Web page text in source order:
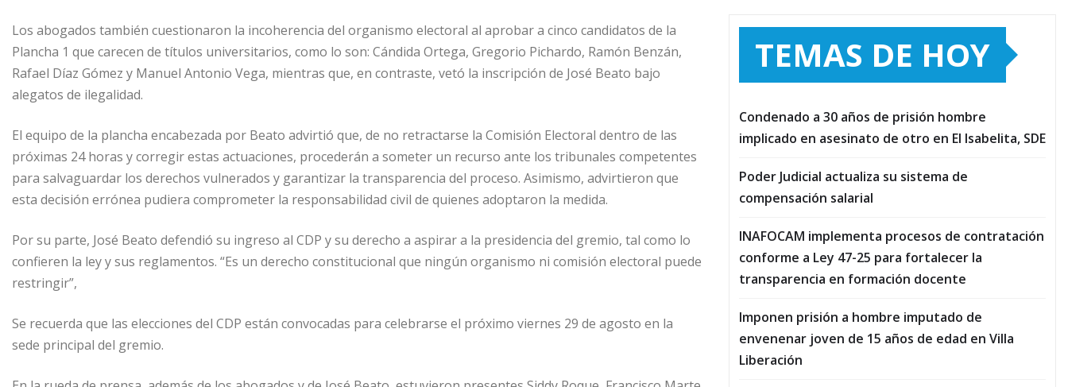
Los abogados también cuestionaron la incoherencia del organismo electoral al aprobar a cinco candidatos de la
Plancha 1 que carecen de títulos universitarios, como lo son: Cándida Ortega, Gregorio Pichardo, Ramón Benzán,
Rafael Díaz Gómez y Manuel Antonio Vega, mientras que, en contraste, vetó la inscripción de José Beato bajo
alegatos de ilegalidad.
El equipo de la plancha encabezada por Beato advirtió que, de no retractarse la Comisión Electoral dentro de las
próximas 24 horas y corregir estas actuaciones, procederán a someter un recurso ante los tribunales competentes
para salvaguardar los derechos vulnerados y garantizar la transparencia del proceso. Asimismo, advirtieron que
esta decisión errónea pudiera comprometer la responsabilidad civil de quienes adoptaron la medida.
Por su parte, José Beato defendió su ingreso al CDP y su derecho a aspirar a la presidencia del gremio, tal como lo
confieren la ley y sus reglamentos. “Es un derecho constitucional que ningún organismo ni comisión electoral puede
restringir”,
Se recuerda que las elecciones del CDP están convocadas para celebrarse el próximo viernes 29 de agosto en la
sede principal del gremio.
TEMAS DE HOY
Condenado a 30 años de prisión hombre
implicado en asesinato de otro en El Isabelita, SDE
Poder Judicial actualiza su sistema de
compensación salarial
INAFOCAM implementa procesos de contratación
conforme a Ley 47-25 para fortalecer la
transparencia en formación docente
Imponen prisión a hombre imputado de
envenenar joven de 15 años de edad en Villa
Liberación